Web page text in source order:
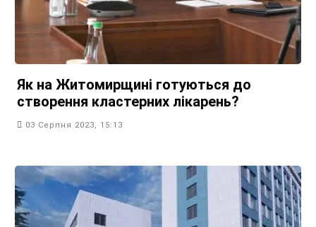
Як на Житомирщині готуються до
створення кластерних лікарень?
03 Серпня 2023, 15:13